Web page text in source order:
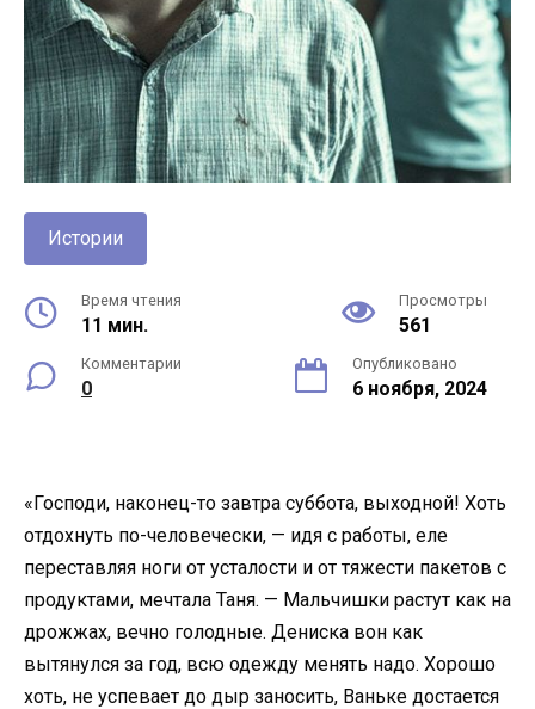
Истории
Время чтения
11 мин.
Просмотры
561
Комментарии
0
Опубликовано
6 ноября, 2024
«Господи, наконец-то завтра суббота, выходной! Хоть
отдохнуть по-человечески, — идя с работы, еле
переставляя ноги от усталости и от тяжести пакетов с
продуктами, мечтала Таня. — Мальчишки растут как на
дрожжах, вечно голодные. Дениска вон как
вытянулся за год, всю одежду менять надо. Хорошо
хоть, не успевает до дыр заносить, Ваньке достается